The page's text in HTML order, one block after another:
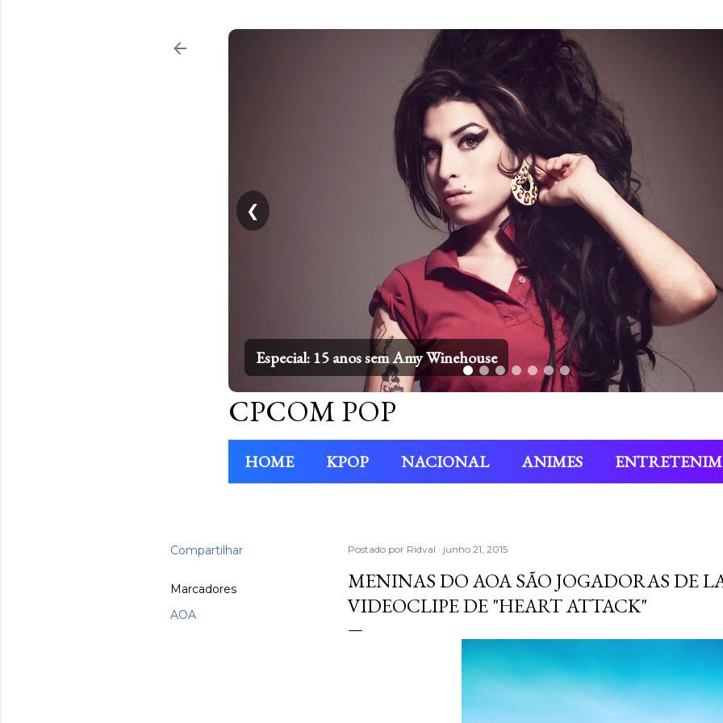
Especial: 15 anos sem Amy Winehouse
❮
CPCOM POP
HOME KPOP NACIONAL ANIMES
Compartilhar
Marcadores
AOA
Postado por Ridval junho 21, 2015
MENINAS DO AOA SÃO JOGADORAS DE
VIDEOCLIPE DE "HEART ATTACK"